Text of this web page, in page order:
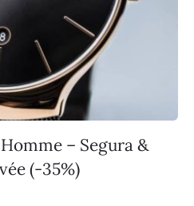
– Segura &
(-35%)